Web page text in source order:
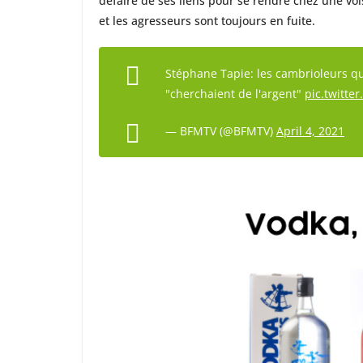
et les agresseurs sont toujours en fuite.
Stéphane Tapie: les cambrioleurs
"cherchaient de l'argent"
— BFMTV (@BFMTV) April 4, 2021